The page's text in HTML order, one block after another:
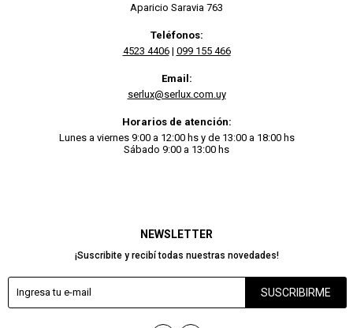
NEWSLETTER
¡Suscribite y recibí todas nuestras novedades!
SUSCRIBIRME
Aparicio Saravia 763
Teléfonos:
4523 4406| 099 155 466
Email:
serlux@serlux.com.uy
Horarios de atención:
Lunes a viernes 9:00 a 12:00 hs y de 13:00 a 18:00 hs
Sábado 9:00 a 13:00 hs